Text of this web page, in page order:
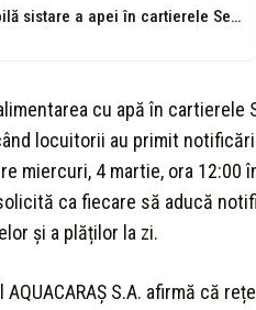
Reşiţa: Posibilă sistare a apei în cartierele Secu și Cuptoare. Locuitorii se...
cu apă în cartierele
locuitorii au primit
miercuri, 4 martie, ora
ca fiecare să aducă
și a plăților la zi.
S.A. afirmă că